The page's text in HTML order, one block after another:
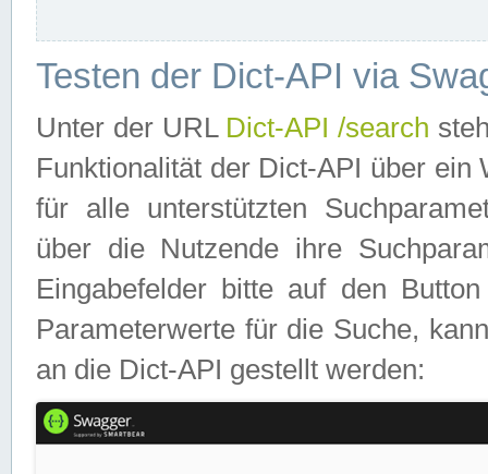
Testen der Dict-API via
Unter der URL Dict-API /search
Funktionalität der Dict-API über
für alle unterstützten
über die Nutzende ihre
Eingabefelder bitte auf den
Parameterwerte für die Suche,
an die Dict-API gestellt werden: